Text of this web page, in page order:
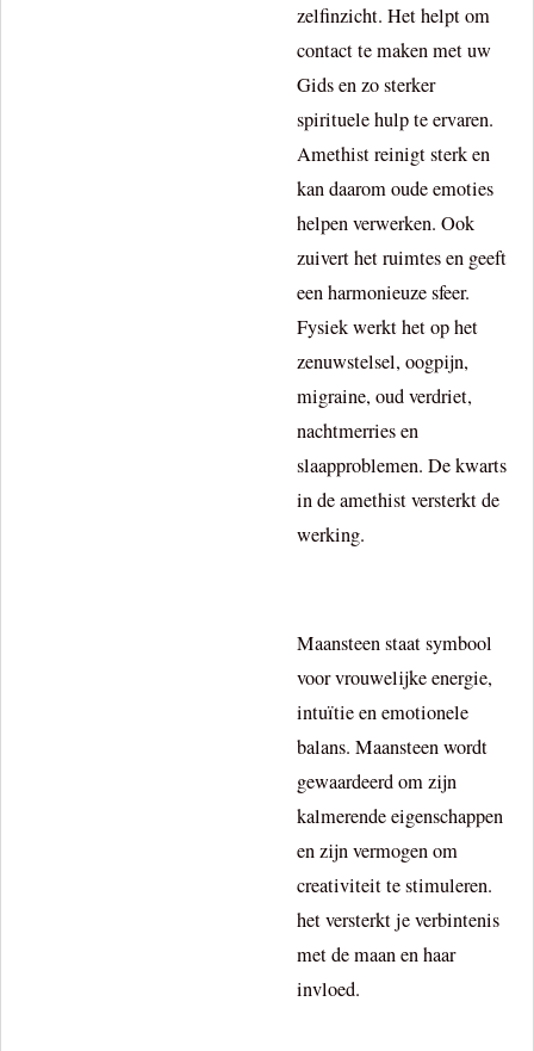
zelfinzicht. Het helpt om
contact te maken met uw
Gids en zo sterker
spirituele hulp te ervaren.
Amethist reinigt sterk en
kan daarom oude emoties
helpen verwerken. Ook
zuivert het ruimtes en geeft
een harmonieuze sfeer.
Fysiek werkt het op het
zenuwstelsel, oogpijn,
migraine, oud verdriet,
nachtmerries en
slaapproblemen. De kwarts
in de amethist versterkt de
werking.
Maansteen staat symbool
voor vrouwelijke energie,
intuïtie en emotionele
balans. Maansteen wordt
gewaardeerd om zijn
kalmerende eigenschappen
en zijn vermogen om
creativiteit te stimuleren.
het versterkt je verbintenis
met de maan en haar
invloed.